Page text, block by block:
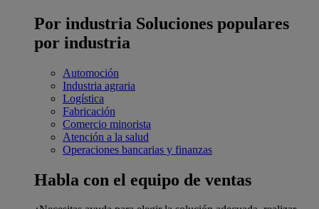
Por industria Soluciones populares
por industria
Automoción
Industria agraria
Logística
Fabricación
Comercio minorista
Atención a la salud
Operaciones bancarias y finanzas
Habla con el equipo de ventas